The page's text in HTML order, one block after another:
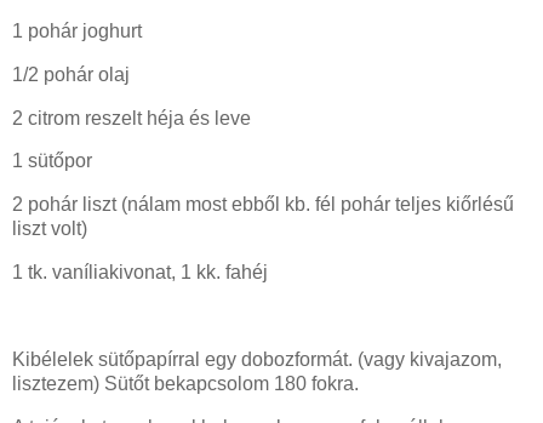
1 pohár joghurt
1/2 pohár olaj
2 citrom reszelt héja és leve
1 sütőpor
2 pohár liszt (nálam most ebből kb. fél pohár teljes kiőrlésű
liszt volt)
1 tk. vaníliakivonat, 1 kk. fahéj
Kibélelek sütőpapírral egy dobozformát. (vagy kivajazom,
lisztezem) Sütőt bekapcsolom 180 fokra.